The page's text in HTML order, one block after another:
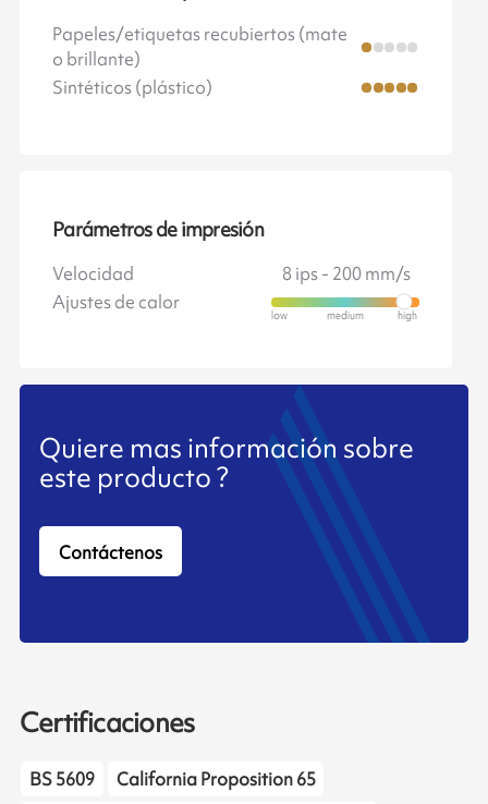
Papeles/etiquetas recubiertos (mate
o brillante)
Sintéticos (plástico)
Parámetros de impresión
Velocidad
8 ips - 200 mm/s
Ajustes de calor
Quiere mas información sobre
este producto ?
Contáctenos
Certificaciones
BS 5609
California Proposition 65